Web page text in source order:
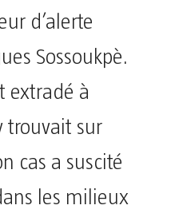
d’alerte
Sossoukpè.
extradé à
trouvait sur
cas a suscité
les milieux